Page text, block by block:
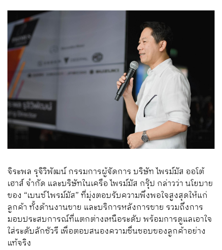
จิระพล รุจิวิพัฒน์ กรรมการผู้จัดการ บริษัท ไพรม์มัส ออโต้
เฮาส์ จำกัด และบริษัทในเครือ ไพรม์มัส กรุ๊ป กล่าวว่า นโยบาย
ของ “เบนซ์ไพรม์มัส” ที่มุ่งตอบรับความพึงพอใจสูงสุดให้แก่
ลูกค้า ทั้งด้านงานขาย และบริการหลังการขาย รวมถึงการ
มอบประสบการณ์ที่แตกต่างเหนือระดับ พร้อมการดูแลเอาใจ
ใส่ระดับลักชัวรี เพื่อตอบสนองความชื่นชอบของลูกค้าอย่าง
แท้จริง